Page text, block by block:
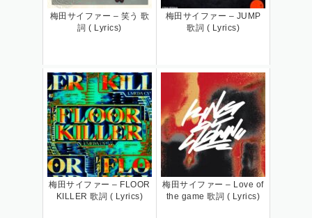
梅田サイファー – 笑う 歌
詞 ( Lyrics)
梅田サイファー – JUMP
歌詞 ( Lyrics)
梅田サイファー – FLOOR
KILLER 歌詞 ( Lyrics)
梅田サイファー – Love of
the game 歌詞 ( Lyrics)